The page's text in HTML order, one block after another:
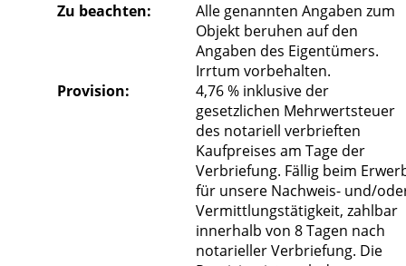
Zu beachten:
Alle genannten Angaben zum
Objekt beruhen auf den
Angaben des Eigentümers.
Irrtum vorbehalten.
Provision:
4,76 % inklusive der
gesetzlichen Mehrwertsteuer
des notariell verbrieften
Kaufpreises am Tage der
Verbriefung. Fällig beim
für unsere Nachweis- und/
Vermittlungstätigkeit, zahlbar
innerhalb von 8 Tagen nach
notarieller Verbriefung. Die